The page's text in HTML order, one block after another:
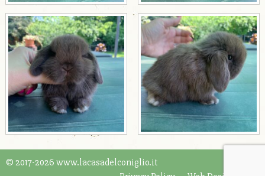
© 2017-2026 www.lacasadelconiglio.it